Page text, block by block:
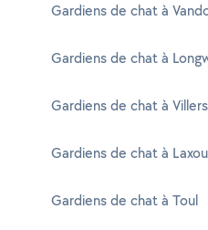
Gardiens de chat à
Gardiens de chat à
Gardiens de chat à
Gardiens de chat à Laxou
Gardiens de chat à Toul